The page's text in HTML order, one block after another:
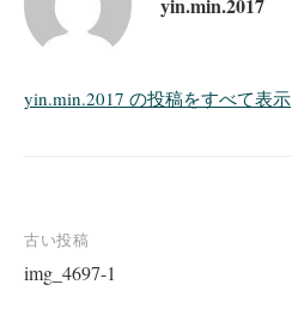
yin.min.2017 の投稿をすべて表示
投
稿
古い投稿
img_4697-1